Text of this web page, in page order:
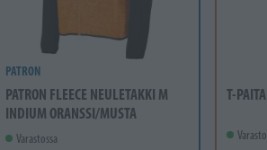
PATRON
PATRON FLEECE NEULETAKKI M
INDIUM ORANSSI/MUSTA
Varastossa
T-